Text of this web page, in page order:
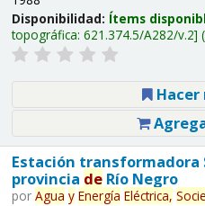
Disponibilidad: Ítems
topográfica: 621.374.5/A282/v.2
Hacer
Estación transformadora
provincia deRío Negro
por Agua y Energía Eléctrica,